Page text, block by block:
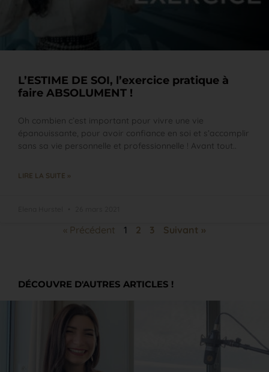
L’ESTIME DE SOI, l’exercice pratique à
faire ABSOLUMENT !
Oh combien c’est important pour vivre une vie
épanouissante, pour avoir confiance en soi et s’accomplir
sans sa vie personnelle et professionnelle ! Avant tout..
LIRE LA SUITE »
« Précédent 1 2 3 Suivant »
DÉCOUVRE D'AUTRES ARTICLES !